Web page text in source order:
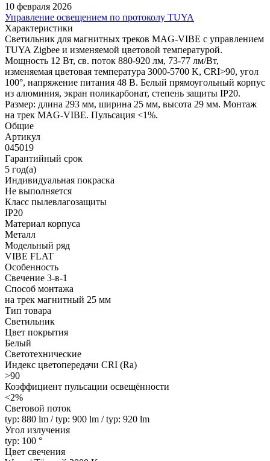
10 февраля 2026
Управление освещением по протоколу TUYA
Характеристики
Светильник для магнитных треков MAG-VIBE с управлением
TUYA Zigbee и изменяемой цветовой температурой.
Мощность 12 Вт, св. поток 880-920 лм, 73-77 лм/Вт,
изменяемая цветовая температура 3000-5700 K, CRI>90, угол
100°, напряжение питания 48 В. Белый прямоугольный корпус
из алюминия, экран поликарбонат, степень защиты IP20.
Размер: длина 293 мм, ширина 25 мм, высота 29 мм. Монтаж
на трек MAG-VIBE. Пульсация <1%.
Общие
Артикул
045019
Гарантийный срок
5 год(а)
Индивидуальная покраска
Не выполняется
Класс пылевлагозащиты
IP20
Материал корпуса
Металл
Модельный ряд
VIBE FLAT
Особенность
Свечение 3-в-1
Способ монтажа
на трек магнитный 25 мм
Тип товара
Светильник
Цвет покрытия
Белый
Светотехнические
Индекс цветопередачи CRI (Ra)
>90
Коэффициент пульсации освещённости
<2%
Световой поток
typ: 880 lm / typ: 900 lm / typ: 920 lm
Угол излучения
typ: 100 °
Цвет свечения